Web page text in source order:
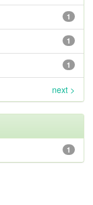
1
1
1
next >
1